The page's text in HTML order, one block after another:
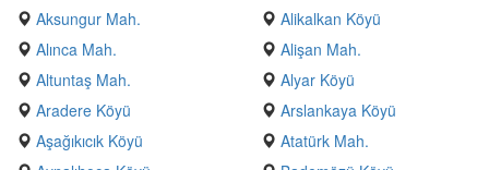
Aksungur Mah.
Alikalkan Köyü
Alınca Mah.
Alişan Mah.
Altuntaş Mah.
Alyar Köyü
Aradere Köyü
Arslankaya Köyü
Aşağıkıcık Köyü
Atatürk Mah.